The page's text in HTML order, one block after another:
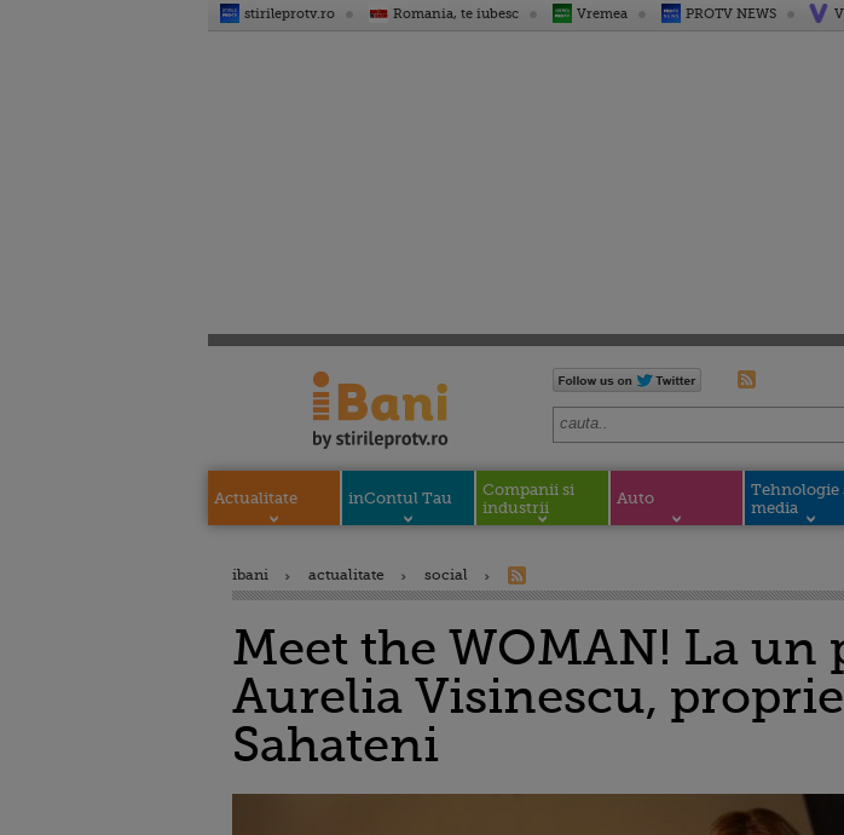
stirileprotv.ro Romania, te iubesc Vremea PROTV NEWS
Actualitate inContul Tau
Companii si
industrii
Auto
Tehnologie
media
ibani actualitate social
Meet the WOMAN! La un
Aurelia Visinescu,
Sahateni